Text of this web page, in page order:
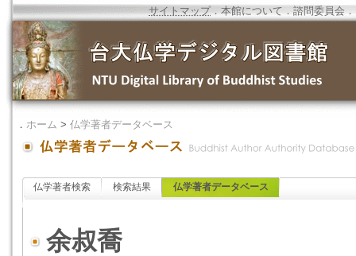
サイトマップ．本館について ．諮問委員会 ．
． ホーム > 仏学著者データベース
仏学著者検索 検索結果 仏学著者データベース
余叔喬